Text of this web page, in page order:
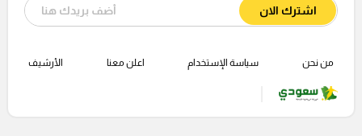
اشترك الان
من نحن سياسة الإستخدام اعلن معنا الأرشيف